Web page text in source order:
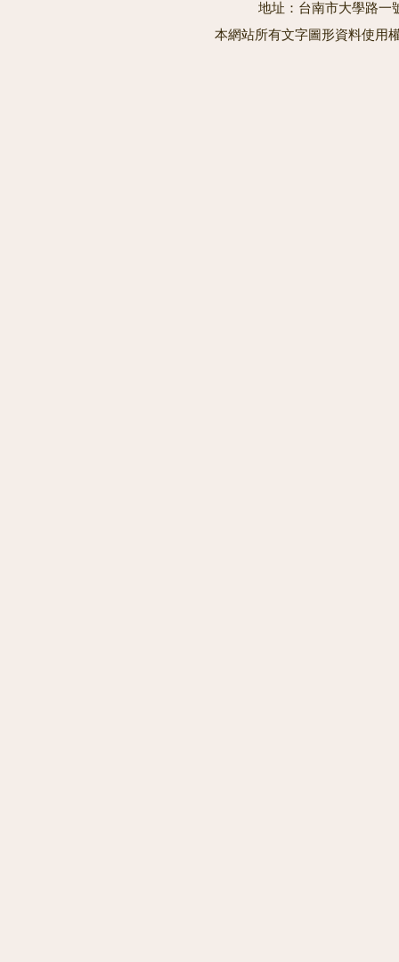
地址：台南市大學路
本網站所有文字圖形資料使用